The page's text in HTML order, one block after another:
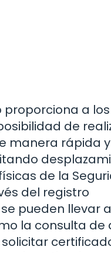
proporciona a los
de
manera rápida y
de la
del registro
pueden llevar
la consulta de